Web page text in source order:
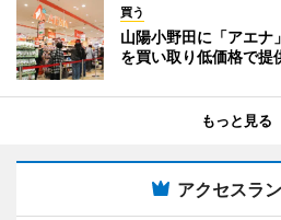
買う
山陽小野田に「アエ
を買い取り低価格で提
もっと見る
アクセスラ